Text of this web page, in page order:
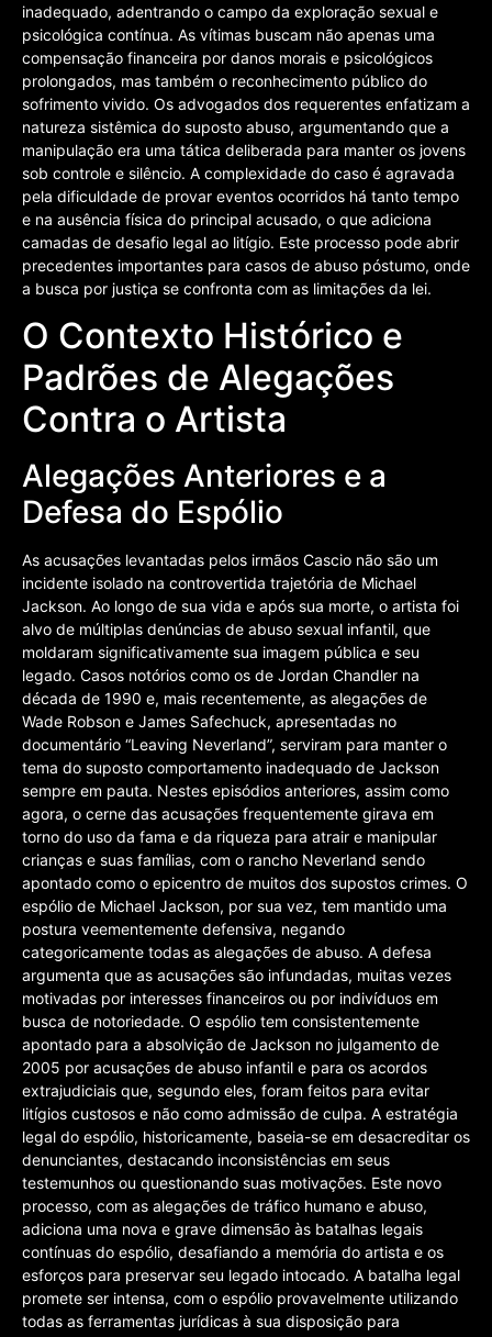
inadequado, adentrando o campo da exploração sexual e
psicológica contínua. As vítimas buscam não apenas uma
compensação financeira por danos morais e psicológicos
prolongados, mas também o reconhecimento público do
sofrimento vivido. Os advogados dos requerentes enfatizam a
natureza sistêmica do suposto abuso, argumentando que a
manipulação era uma tática deliberada para manter os jovens
sob controle e silêncio. A complexidade do caso é agravada
pela dificuldade de provar eventos ocorridos há tanto tempo
e na ausência física do principal acusado, o que adiciona
camadas de desafio legal ao litígio. Este processo pode abrir
precedentes importantes para casos de abuso póstumo, onde
a busca por justiça se confronta com as limitações da lei.
O Contexto Histórico e
Padrões de Alegações
Contra o Artista
Alegações Anteriores e a
Defesa do Espólio
As acusações levantadas pelos irmãos Cascio não são um
incidente isolado na controvertida trajetória de Michael
Jackson. Ao longo de sua vida e após sua morte, o artista foi
alvo de múltiplas denúncias de abuso sexual infantil, que
moldaram significativamente sua imagem pública e seu
legado. Casos notórios como os de Jordan Chandler na
década de 1990 e, mais recentemente, as alegações de
Wade Robson e James Safechuck, apresentadas no
documentário “Leaving Neverland”, serviram para manter o
tema do suposto comportamento inadequado de Jackson
sempre em pauta. Nestes episódios anteriores, assim como
agora, o cerne das acusações frequentemente girava em
torno do uso da fama e da riqueza para atrair e manipular
crianças e suas famílias, com o rancho Neverland sendo
apontado como o epicentro de muitos dos supostos crimes. O
espólio de Michael Jackson, por sua vez, tem mantido uma
postura veementemente defensiva, negando
categoricamente todas as alegações de abuso. A defesa
argumenta que as acusações são infundadas, muitas vezes
motivadas por interesses financeiros ou por indivíduos em
busca de notoriedade. O espólio tem consistentemente
apontado para a absolvição de Jackson no julgamento de
2005 por acusações de abuso infantil e para os acordos
extrajudiciais que, segundo eles, foram feitos para evitar
litígios custosos e não como admissão de culpa. A estratégia
legal do espólio, historicamente, baseia-se em desacreditar os
denunciantes, destacando inconsistências em seus
testemunhos ou questionando suas motivações. Este novo
processo, com as alegações de tráfico humano e abuso,
adiciona uma nova e grave dimensão às batalhas legais
contínuas do espólio, desafiando a memória do artista e os
esforços para preservar seu legado intocado. A batalha legal
promete ser intensa, com o espólio provavelmente utilizando
todas as ferramentas jurídicas à sua disposição para